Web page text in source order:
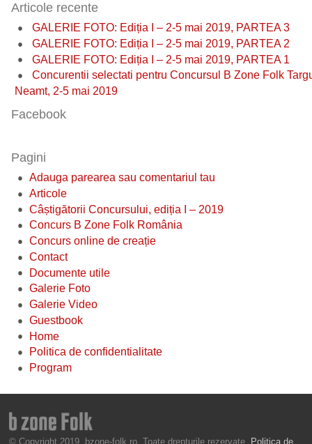
Articole recente
GALERIE FOTO: Ediția I – 2-5 mai 2019, PARTEA 3
GALERIE FOTO: Ediția I – 2-5 mai 2019, PARTEA 2
GALERIE FOTO: Ediția I – 2-5 mai 2019, PARTEA 1
Concurentii selectati pentru Concursul B Zone Folk
Neamt, 2-5 mai 2019
Facebook
Pagini
Adauga parearea sau comentariul tau
Articole
Câștigătorii Concursului, ediția I – 2019
Concurs B Zone Folk România
Concurs online de creație
Contact
Documente utile
Galerie Foto
Galerie Video
Guestbook
Home
Politica de confidentialitate
Program
© Copyright 2019, bzone-folk.ro. Toate drepturile rezervate. Politica de